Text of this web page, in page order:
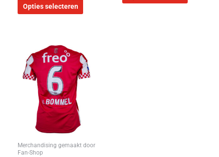
Opties selecteren
Merchandising gemaakt door
Fan-Shop